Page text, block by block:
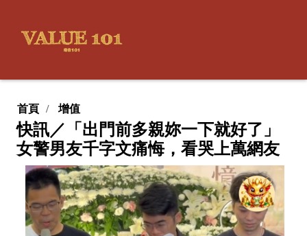
首頁 增值
快訊／「出門前多親妳一下就好了」
女警男友千字文痛悔，看哭上萬網友